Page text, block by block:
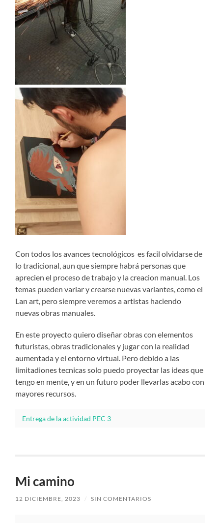
Con todos los avances tecnológicos es facil olvidarse de
lo tradicional, aun que siempre habrá personas que
aprecien el proceso de trabajo y la creacion manual. Los
temas pueden variar y crearse nuevas variantes, como el
Lan art, pero siempre veremos a artistas haciendo
nuevas obras manuales.
En este proyecto quiero diseñar obras con elementos
futuristas, obras tradicionales y jugar con la realidad
aumentada y el entorno virtual. Pero debido a las
limitadiones tecnicas solo puedo proyectar las ideas que
tengo en mente, y en un futuro poder llevarlas acabo con
mayores recursos.
Entrega de la actividad PEC 3
Mi camino
12 DICIEMBRE, 2023 / SIN COMENTARIOS